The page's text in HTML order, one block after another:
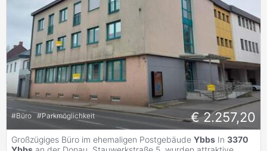
#Büro #Parkmöglichkeit € 2.257,20
Großzügiges Büro im ehemaligen Postgebäude Ybbs In 3370